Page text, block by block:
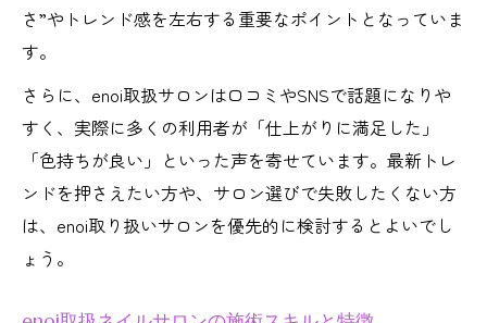
さ”やトレンド感を左右する重要なポイントとなっていま
す。
さらに、enoi取扱サロンは口コミやSNSで話題になりや
すく、実際に多くの利用者が「仕上がりに満足した」
「色持ちが良い」といった声を寄せています。最新トレ
ンドを押さえたい方や、サロン選びで失敗したくない方
は、enoi取り扱いサロンを優先的に検討するとよいでし
ょう。